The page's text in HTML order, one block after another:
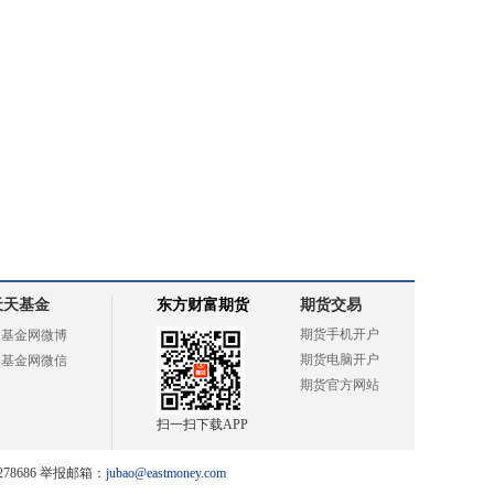
天基金
金网微博
金网微信
东方财富期货
扫一扫下载APP
期货交易
期货手机开户
期货电脑开户
期货官方网站
举报邮箱： jubao@eastmoney.com